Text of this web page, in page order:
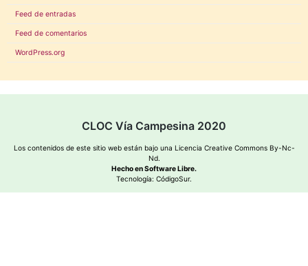
Feed de entradas
Feed de comentarios
WordPress.org
CLOC Vía Campesina 2020
Los contenidos de este sitio web están bajo una Licencia Creative Commons By-Nc-
Nd.
Hecho en Software Libre.
Tecnología: CódigoSur.